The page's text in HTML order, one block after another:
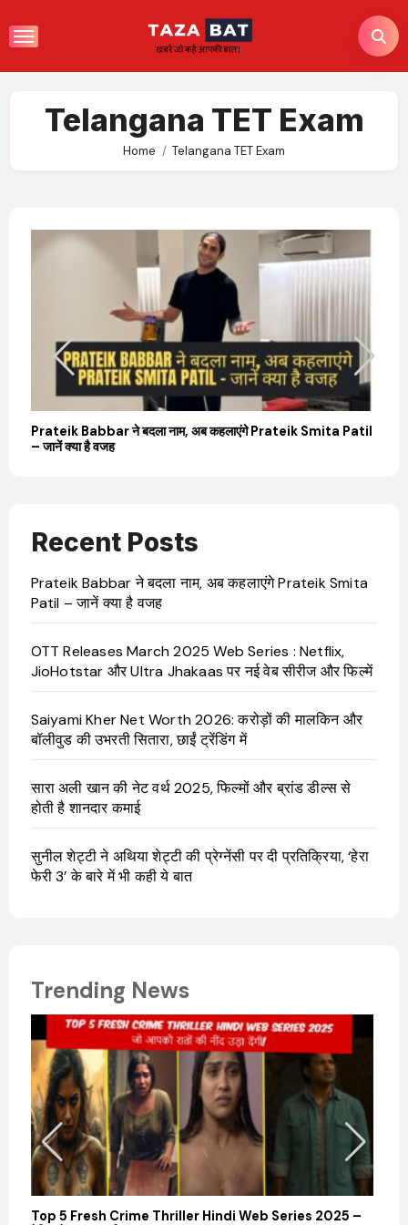
to
Telangana TET Exam
Home Telangana TET Exam
Prateik Babbar ने बदला नाम, अब कहलाएंगे Prateik Smita Patil
– जानें क्या है वजह
Recent Posts
Prateik Babbar ने बदला नाम, अब कहलाएंगे Prateik Smita
Patil – जानें क्या है वजह
OTT Releases March 2025 Web Series : Netflix,
JioHotstar और Ultra Jhakaas पर नई वेब सीरीज और फिल्में
Saiyami Kher Net Worth 2026: करोड़ों की मालकिन और
बॉलीवुड की उभरती सितारा, छाईं ट्रेंडिंग में
सारा अली खान की नेट वर्थ 2025, फिल्मों और ब्रांड डील्स से
होती है शानदार कमाई
सुनील शेट्टी ने अथिया शेट्टी की प्रेग्नेंसी पर दी प्रतिक्रिया, ‘हेरा
फेरी 3’ के बारे में भी कही ये बात
Trending News
Top 5 Fresh Crime Thriller Hindi Web Series 2025 –